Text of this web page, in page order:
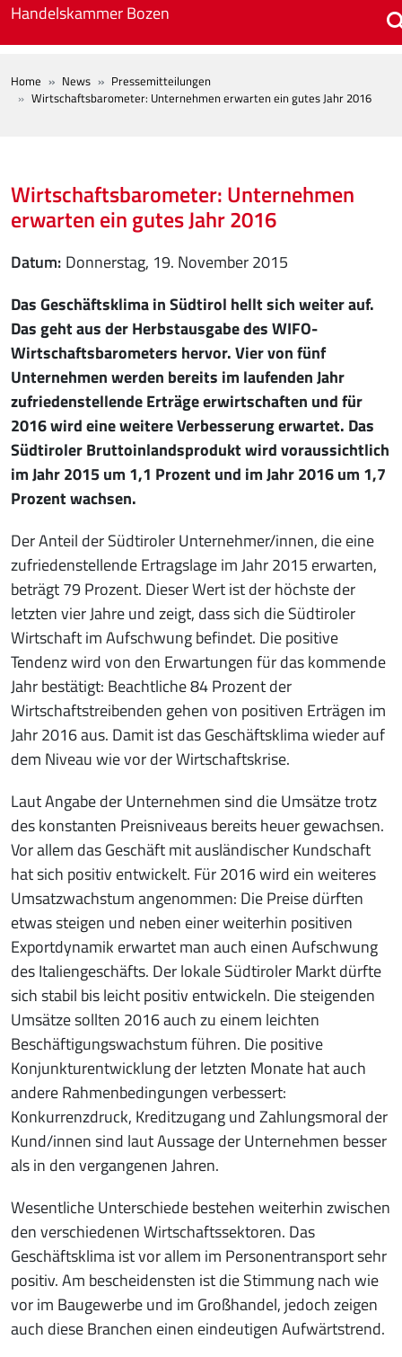
Skip to main content
Handelskammer Bozen
BREADCRUMB
Home News
Pressemitteilungen
Wirtschaftsbarometer: Unternehmen erwarten ein gutes Jahr 2016
Wirtschaftsbarometer: Unternehmen
erwarten ein gutes Jahr 2016
Datum Donnerstag, 19. November 2015
Das Geschäftsklima in Südtirol hellt sich weiter auf.
Das geht aus der Herbstausgabe des WIFO-
Wirtschaftsbarometers hervor. Vier von fünf
Unternehmen werden bereits im laufenden Jahr
zufriedenstellende Erträge erwirtschaften und für
2016 wird eine weitere Verbesserung erwartet. Das
Südtiroler Bruttoinlandsprodukt wird voraussichtlich
im Jahr 2015 um 1,1 Prozent und im Jahr 2016 um 1,7
Prozent wachsen.
Der Anteil der Südtiroler Unternehmer/innen, die eine
zufriedenstellende Ertragslage im Jahr 2015 erwarten,
beträgt 79 Prozent. Dieser Wert ist der höchste der
letzten vier Jahre und zeigt, dass sich die Südtiroler
Wirtschaft im Aufschwung befindet. Die positive
Tendenz wird von den Erwartungen für das kommende
Jahr bestätigt: Beachtliche 84 Prozent der
Wirtschaftstreibenden gehen von positiven Erträgen im
Jahr 2016 aus. Damit ist das Geschäftsklima wieder auf
dem Niveau wie vor der Wirtschaftskrise.
Laut Angabe der Unternehmen sind die Umsätze trotz
des konstanten Preisniveaus bereits heuer gewachsen.
Vor allem das Geschäft mit ausländischer Kundschaft
hat sich positiv entwickelt. Für 2016 wird ein weiteres
Umsatzwachstum angenommen: Die Preise dürften
etwas steigen und neben einer weiterhin positiven
Exportdynamik erwartet man auch einen Aufschwung
des Italiengeschäfts. Der lokale Südtiroler Markt dürfte
sich stabil bis leicht positiv entwickeln. Die steigenden
Umsätze sollten 2016 auch zu einem leichten
Beschäftigungswachstum führen. Die positive
Konjunkturentwicklung der letzten Monate hat auch
andere Rahmenbedingungen verbessert:
Konkurrenzdruck, Kreditzugang und Zahlungsmoral der
Kund/innen sind laut Aussage der Unternehmen besser
als in den vergangenen Jahren.
Wesentliche Unterschiede bestehen weiterhin zwischen
den verschiedenen Wirtschaftssektoren. Das
Geschäftsklima ist vor allem im Personentransport sehr
positiv. Am bescheidensten ist die Stimmung nach wie
vor im Baugewerbe und im Großhandel, jedoch zeigen
auch diese Branchen einen eindeutigen Aufwärtstrend.